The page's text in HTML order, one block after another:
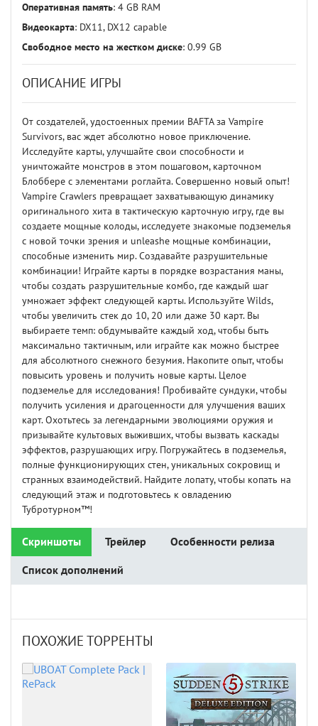
Оперативная память: 4 GB RAM
Видеокарта: DX11, DX12 capable
Свободное место на жестком диске: 0.99 GB
ОПИСАНИЕ ИГРЫ
От создателей, удостоенных премии BAFTA за Vampire
Survivors, вас ждет абсолютно новое приключение.
Исследуйте карты, улучшайте свои способности и
уничтожайте монстров в этом пошаговом, карточном
Блоббере с элементами роглайта. Совершенно новый опыт!
Vampire Crawlers превращает захватывающую динамику
оригинального хита в тактическую карточную игру, где вы
создаете мощные колоды, исследуете знакомые подземелья
с новой точки зрения и unleashe мощные комбинации,
способные изменить мир. Создавайте разрушительные
комбинации! Играйте карты в порядке возрастания маны,
чтобы создать разрушительные комбо, где каждый шаг
умножает эффект следующей карты. Используйте Wilds,
чтобы увеличить стек до 10, 20 или даже 30 карт. Вы
выбираете темп: обдумывайте каждый ход, чтобы быть
максимально тактичным, или играйте как можно быстрее
для абсолютного снежного безумия. Накопите опыт, чтобы
повысить уровень и получить новые карты. Целое
подземелье для исследования! Пробивайте сундуки, чтобы
получить усиления и драгоценности для улучшения ваших
карт. Охотьтесь за легендарными эволюциями оружия и
призывайте культовых выживших, чтобы вызвать каскады
эффектов, разрушающих игру. Погружайтесь в подземелья,
полные функционирующих стен, уникальных сокровищ и
странных взаимодействий. Найдите лопату, чтобы копать на
следующий этаж и подготовьтесь к овладению
Тубротурном™!
Скриншоты Трейлер Особенности релиза
Список дополнений
ПОХОЖИЕ ТОРРЕНТЫ